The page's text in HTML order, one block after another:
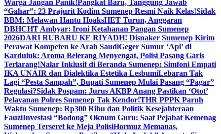
Warga Jangan Panik!Pangkat Baru, Tanggung Jawab
“Gahar”: 23 Prajurit Kodim Sumenep Resmi Naik Kelas!Sidak
BBM: Melawan Hantu HoaksHET Turun, Anggaran
DBHCHT Ambyar: Ironi Ketahanan Pangan Sumenep
2026DARI RUBARU KE RIYADH! Disnaker Sumenep Kirim
Perawat Kompeten ke Arab SaudiGeger Sumur ‘Api’ di
Karduluk: Aroma Belerang Menyengat, Polisi Pasang Garis
Terlarang!Nalar Inklusif di Beranda Sumenep: Simfoni Empati
IKA UNAIR dan Dialektika Estetika LesbumiLebaran Tak
Lagi “Pesta Sampah”, Bupati Sumenep Mulai Pasang “Pagar”
Regulasi?Sidak Pospam: Jurus AKBP Anang Pastikan ‘Otot’
Pelayanan Polres Sumenep Tak Kendor!THR PPPK Paruh
Waktu Sumenep: Rp300 Ribu dan Politik Kesejahteraan
FauziInvestasi “Bodong” Oknum Guru: Saat Pejabat Kemenag
Sumenep Terseret ke Meja PolisiHormuz Memanas,